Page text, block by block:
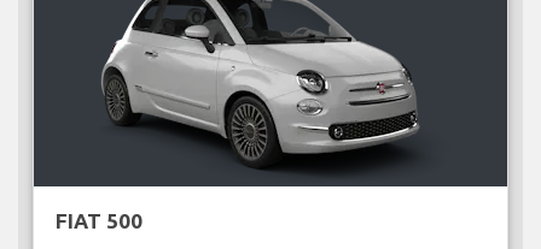
FIAT 500